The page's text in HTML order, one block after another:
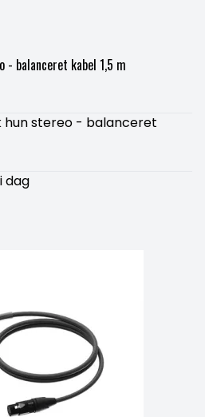
- balanceret kabel 1,5 m
hun stereo - balanceret
dag